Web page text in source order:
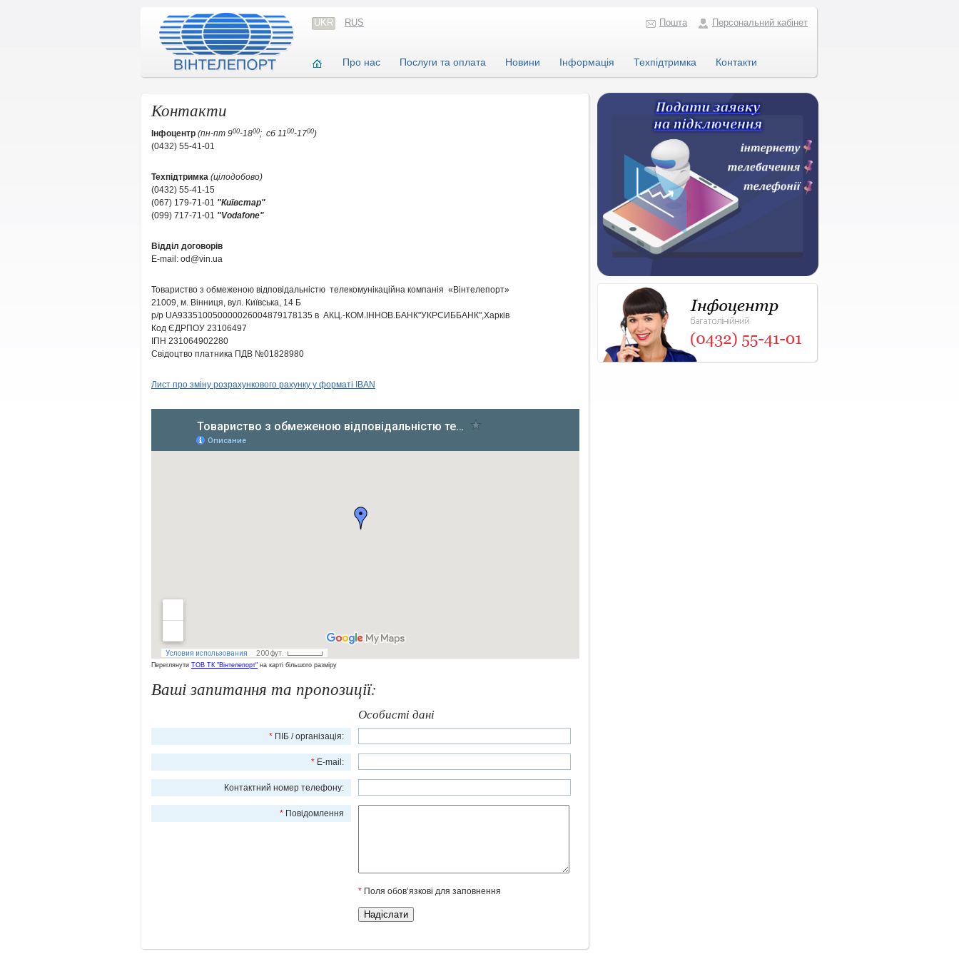
UKR RUS Персональний кабінет
Пошта
Про нас Послуги та оплата Новини Інформація Техпідтримка Контакти
Контакти
Інфоцентр (пн-пт 900-1800; сб 1100-1700)
(0432) 55-41-01
Техпідтримка (цілодобово)
(0432) 55-41-15
(067) 179-71-01 "Київстар"
(099) 717-71-01 "Vodafone"
Вiддiл договорiв
E-mail: od@vin.ua
Товариство з обмеженою відповідальністю телекомунікаційна компанія «Вінтелепорт»
21009, м. Вінниця, вул. Київська, 14 Б
р/р UA933510050000026004879178135 в АКЦ.-КОМ.ІННОВ.БАНК"УКРСИББАНК",Харкiв
Код ЄДРПОУ 23106497
ІПН 231064902280
Свідоцтво платника ПДВ №01828980
Лист про змiну розрахункового рахунку у форматi IBAN
Переглянути ТОВ ТК "Вiнтелепорт" на картi бiльшого размiру
Ваші запитання та пропозиції:
Особисті дані
* ПІБ / організація:
* E-mail:
Контактний номер телефону:
* Повідомлення
* Поля обов’язкові для заповнення